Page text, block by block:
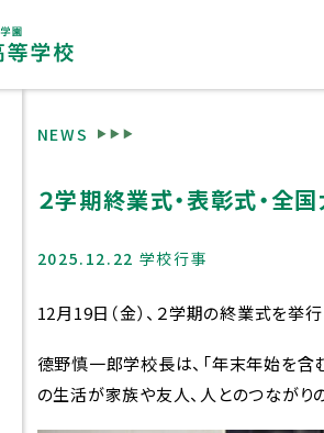
ンドマークに込めた想
NEWS
２学期終業式・表彰式・全
2025.12.22 学校行事
12月19日（金）、２学期の終業式を挙行
德野慎一郎学校長は、「年末年始を含
の生活が家族や友人、人とのつながり